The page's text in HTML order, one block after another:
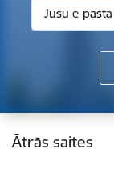
Kājene
Ātrās saites